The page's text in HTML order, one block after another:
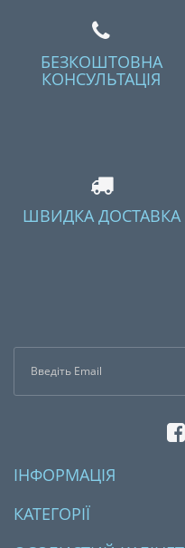
БЕЗКОШТОВНА
КОНСУЛЬТАЦІЯ
ШВИДКА ДОСТАВКА
ІНФОРМАЦІЯ
КАТЕГОРІЇ